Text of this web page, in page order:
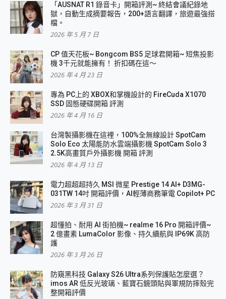
「AUSNAT R1 錄音卡」開箱評測~ 終結會議紀錄地
獄，自動生成摘要報告，200+語言翻譯，旅遊最強搭
檔。
2026 年 5 月 7 日
CP 值天花板~ Bongcom BS5 足球君開箱~ 短焦投影
機 3千元就能擁有！ 折扣碼在這～
2026 年 4 月 23 日
專為 PC上的 XBOX和掌機設計的 FireCuda X1070
SSD 固態硬碟開箱 評測
2026 年 4 月 16 日
台灣製攝影機在這裡，100%全無線設計 SpotCam
Solo Eco 太陽能防水雲端攝影機 SpotCam Solo 3
2.5K高畫質戶外攝影機 開箱 評測
2026 年 4 月 13 日
電力超超超持久 MSI 微星 Prestige 14 AI+ D3MG-
031TW 14吋 開箱評價，AI輕薄商務筆電 Copilot+ PC
2026 年 3 月 31 日
超懂拍、耐用 AI 街拍機~ realme 16 Pro 開箱評價~
2 億畫素 LumaColor 影像、持久續航與 IP69K 高防
護
2026 年 3 月 26 日
防窺黑科技 Galaxy S26 Ultra系列保護貼怎麼選？
imos AR 低反光玻璃、藍寶石鏡頭貼與軍規防摔殼完
整開箱評價